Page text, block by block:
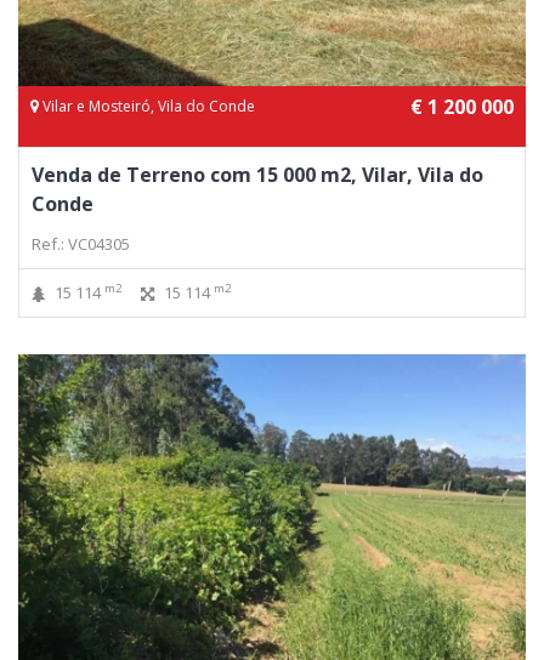
Vilar e Mosteiró, Vila do Conde € 1 200 000
Venda de Terreno com 15 000 m2, Vilar, Vila do
Conde
Ref.: VC04305
15 114 m2 15 114 m2